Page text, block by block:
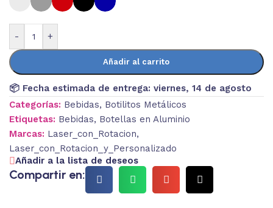
- +
Añadir al carrito
📦 Fecha estimada de entrega: viernes, 14 de agosto
Categorías: Bebidas, Botilitos Metálicos
Etiquetas: Bebidas, Botellas en Aluminio
Marcas: Laser_con_Rotacion,
Laser_con_Rotacion_y_Personalizado
Añadir a la lista de deseos
Compartir en: